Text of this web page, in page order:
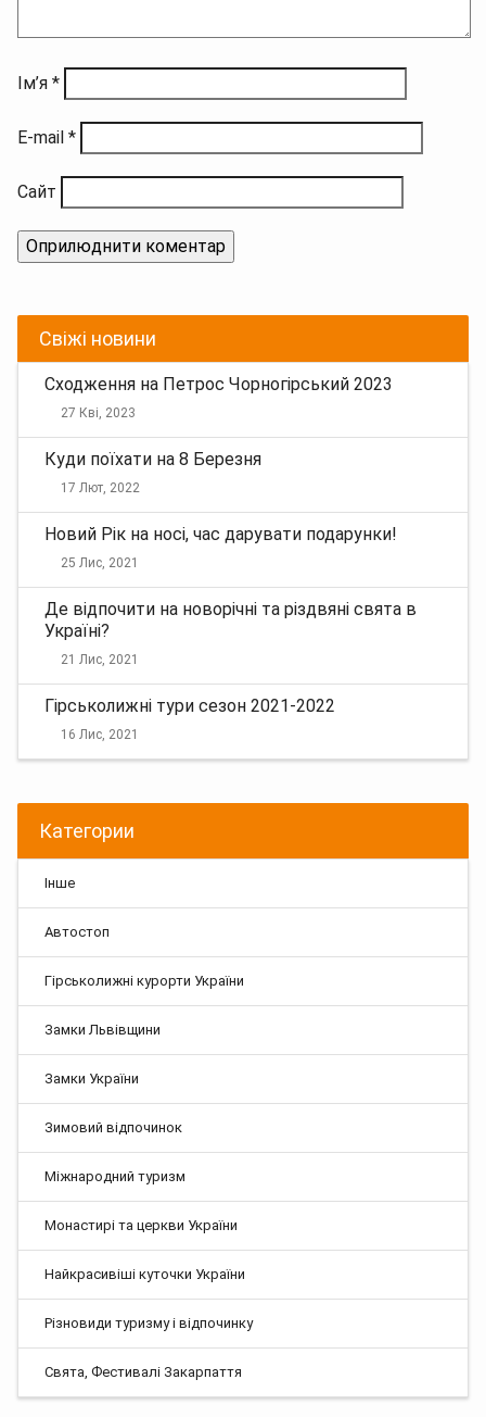
Ім’я *
E-mail *
Сайт
Свіжі новини
Сходження на Петрос Чорногірський 2023
27 Кві, 2023
Куди поїхати на 8 Березня
17 Лют, 2022
Новий Рік на носі, час дарувати подарунки!
25 Лис, 2021
Де відпочити на новорічні та різдвяні свята в
Україні?
21 Лис, 2021
Гірськолижні тури сезон 2021-2022
16 Лис, 2021
Категории
Інше
Автостоп
Гірськолижні курорти України
Замки Львівщини
Замки України
Зимовий відпочинок
Міжнародний туризм
Монастирі та церкви України
Найкрасивіші куточки України
Різновиди туризму і відпочинку
Свята, Фестивалі Закарпаття